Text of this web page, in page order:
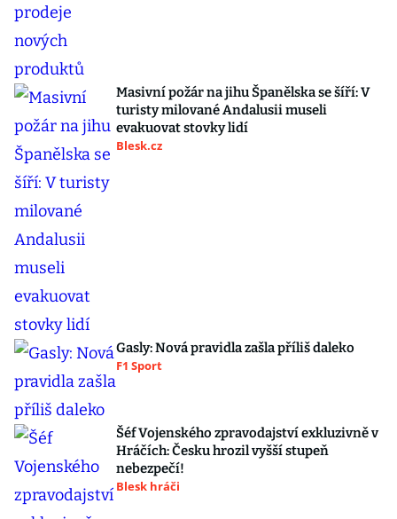
Masivní požár na jihu Španělska se šíří: V
turisty milované Andalusii museli
evakuovat stovky lidí
Blesk.cz
Gasly: Nová pravidla zašla příliš daleko
F1 Sport
Šéf Vojenského zpravodajství exkluzivně v
Hráčích: Česku hrozil vyšší stupeň
nebezpečí!
Blesk hráči